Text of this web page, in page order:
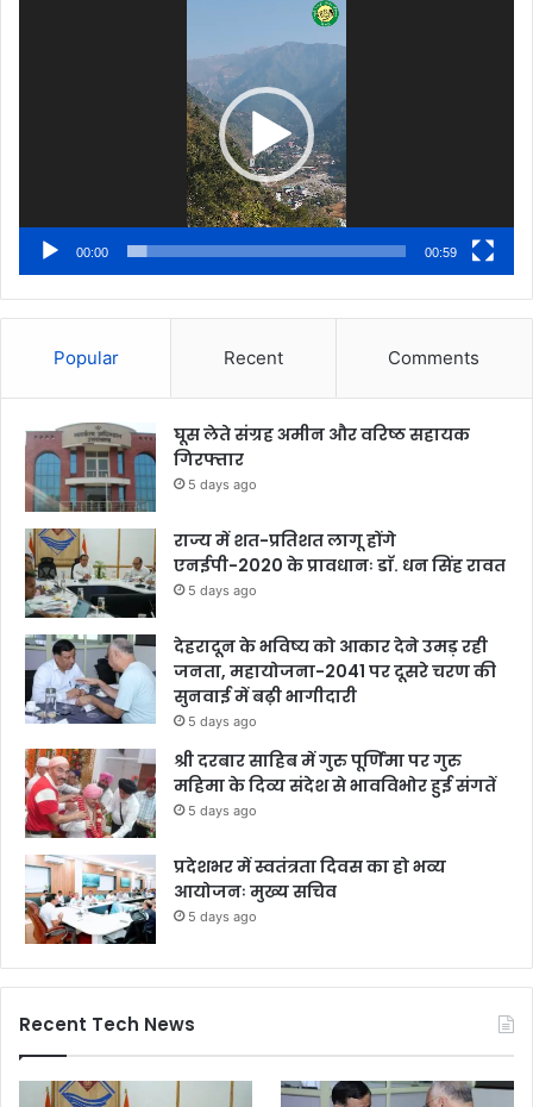
00:00 00:59
Popular Recent Comments
घूस लेते संग्रह अमीन और वरिष्ठ सहायक
गिरफ्तार
5 days ago
राज्य में शत-प्रतिशत लागू होंगे
एनईपी-2020 के प्रावधानः डाॅ. धन सिंह रावत
5 days ago
देहरादून के भविष्य को आकार देने उमड़ रही
जनता, महायोजना-2041 पर दूसरे चरण की
सुनवाई में बढ़ी भागीदारी
5 days ago
श्री दरबार साहिब में गुरु पूर्णिमा पर गुरु
महिमा के दिव्य संदेश से भावविभोर हुई संगतें
5 days ago
प्रदेशभर में स्वतंत्रता दिवस का हो भव्य
आयोजनः मुख्य सचिव
5 days ago
Recent Tech News